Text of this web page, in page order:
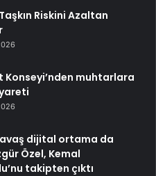
Riskini Azaltan
Konseyi’nden muhtarlara
dijital ortama da
Özel, Kemal
takipten çıktı